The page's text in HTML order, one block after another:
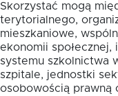
Skorzystać mogą
terytorialnego,
mieszkaniowe,
ekonomii
systemu szkolnictwa
szpitale, jednostki
osobowością prawną